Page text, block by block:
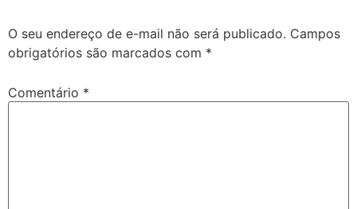
O seu endereço de e-mail não será publicado. Campos
obrigatórios são marcados com *
Comentário *